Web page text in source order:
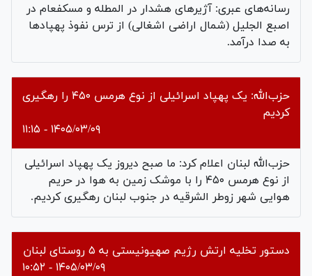
رسانه‌های عبری: آژیرهای هشدار در المطله و مسکفعام در
اصبع الجلیل (شمال اراضی اشغالی) از ترس نفوذ پهپادها
به صدا درآمد.
حزب‌الله: یک پهپاد اسرائیلی از نوع هرمس ۴۵۰ را رهگیری
کردیم
۱۴۰۵/۰۳/۰۹ - ۱۱:۱۵
حزب‌الله لبنان اعلام کرد: ما صبح دیروز یک پهپاد اسرائیلی
از نوع هرمس ۴۵۰ را با موشک زمین به هوا در حریم
هوایی شهر زوطر الشرقیه در جنوب لبنان رهگیری کردیم.
دستور تخلیه ارتش رژیم صهیونیستی به ۵ روستای لبنان
۱۴۰۵/۰۳/۰۹ - ۱۰:۵۲